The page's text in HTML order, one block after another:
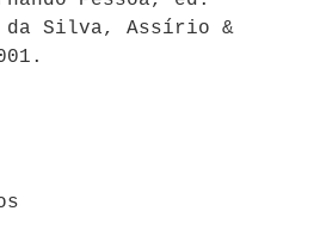
da Silva, Assírio &